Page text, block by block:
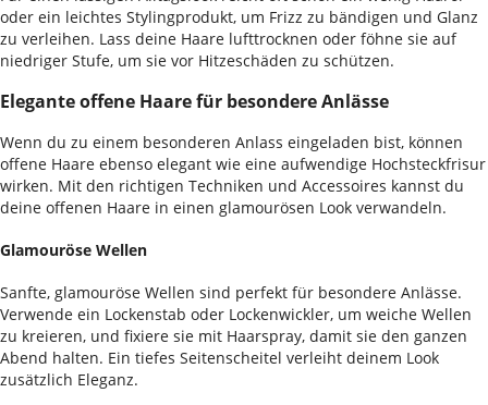
oder ein leichtes Stylingprodukt, um Frizz zu bändigen und Glanz
zu verleihen. Lass deine Haare lufttrocknen oder föhne sie auf
niedriger Stufe, um sie vor Hitzeschäden zu schützen.
Elegante offene Haare für besondere Anlässe
Wenn du zu einem besonderen Anlass eingeladen bist, können
offene Haare ebenso elegant wie eine aufwendige Hochsteckfrisur
wirken. Mit den richtigen Techniken und Accessoires kannst du
deine offenen Haare in einen glamourösen Look verwandeln.
Glamouröse Wellen
Sanfte, glamouröse Wellen sind perfekt für besondere Anlässe.
Verwende ein Lockenstab oder Lockenwickler, um weiche Wellen
zu kreieren, und fixiere sie mit Haarspray, damit sie den ganzen
Abend halten. Ein tiefes Seitenscheitel verleiht deinem Look
zusätzlich Eleganz.